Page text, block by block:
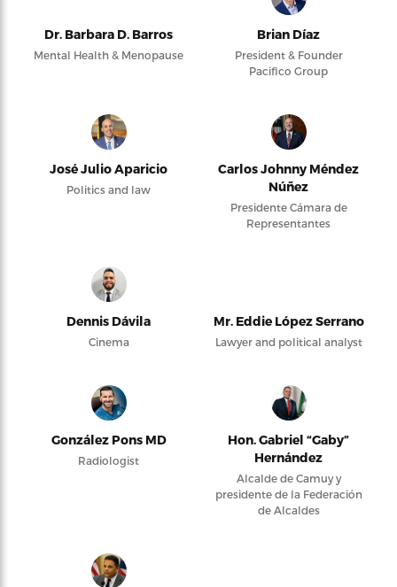
Dr. Barbara D. Barros
Mental Health & Menopause
Brian Díaz
President & Founder
Pacifico Group
José Julio Aparicio
Politics and law
Carlos Johnny Méndez
Núñez
Presidente Cámara de
Representantes
Dennis Dávila
Cinema
Mr. Eddie López Serrano
Lawyer and political analyst
González Pons MD
Radiologist
Hon. Gabriel “Gaby”
Hernández
Alcalde de Camuy y
presidente de la Federación
de Alcaldes